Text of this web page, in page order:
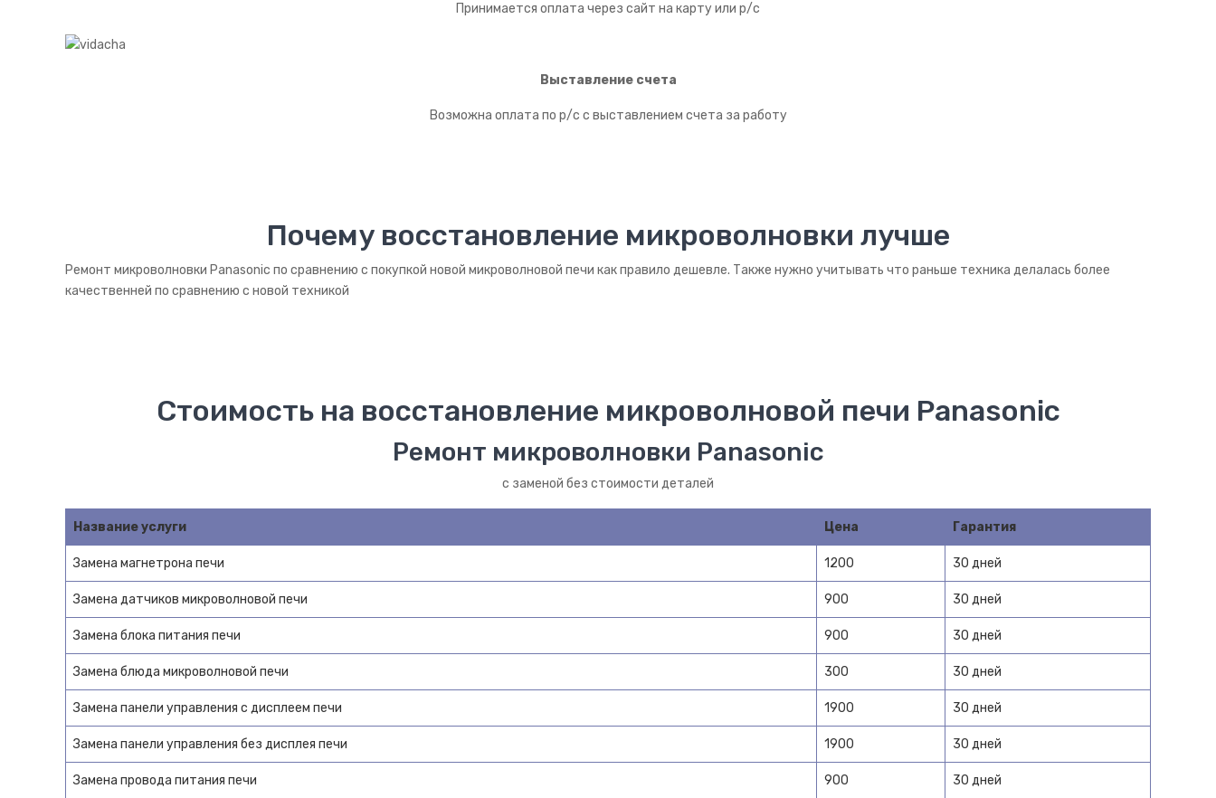
Принимается оплата через сайт на карту или р/с
Выставление счета
Возможна оплата по р/с с выставлением счета за работу
Почему восстановление микроволновки лучше
Ремонт микроволновки Panasonic по сравнению с покупкой новой микроволновой печи как правило дешевле. Также нужно учитывать что раньше техника делалась более
качественней по сравнению с новой техникой
Стоимость на восстановление микроволновой печи Panasonic
Ремонт микроволновки Panasonic
с заменой без стоимости деталей
Название услуги Цена Гарантия
Замена магнетрона печи 1200 30 дней
Замена датчиков микроволновой печи 900 30 дней
Замена блока питания печи 900 30 дней
Замена блюда микроволновой печи 300 30 дней
Замена панели управления с дисплеем печи 1900 30 дней
Замена панели управления без дисплея печи 1900 30 дней
Замена провода питания печи 900 30 дней